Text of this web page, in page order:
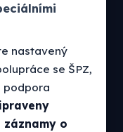
nastavený
se ŠPZ,
podpora
o